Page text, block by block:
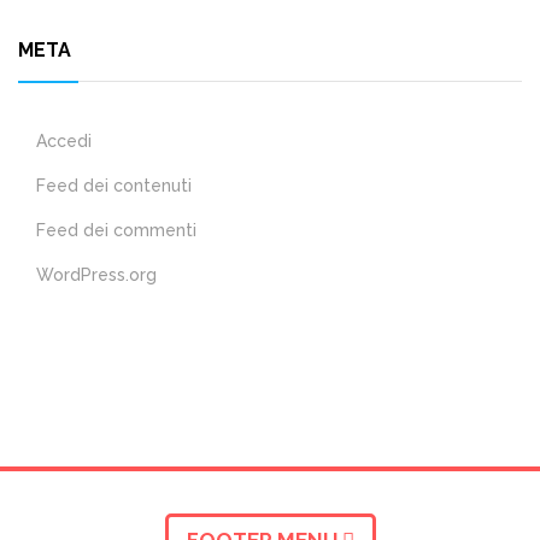
META
Accedi
Feed dei contenuti
Feed dei commenti
WordPress.org